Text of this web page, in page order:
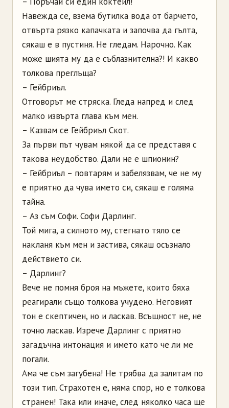
Навежда се, взема бутилка вода от барчето,
отвърта рязко капачката и започва да гълта,
сякаш е в пустиня. Не гледам. Нарочно. Как
може шията му да е съблазнителна?! И какво
толкова преглъща?
– Гейбриъл.
Отговорът ме стряска. Гледа напред и след
малко извърта глава към мен.
– Казвам се Гейбриъл Скот.
За първи път чувам някой да се представя с
такова неудобство. Дали не е шпионин?
– Гейбриъл – повтарям и забелязвам, че не му
е приятно да чува името си, сякаш е голяма
тайна.
– Аз съм Софи. Софи Дарлинг.
Той мига, а силното му, стегнато тяло се
накланя към мен и застива, сякаш осъзнало
действието си.
– Дарлинг?
Вече не помня броя на мъжете, които бяха
реагирали също толкова учудено. Неговият
тон е скептичен, но и ласкав. Всъщност не, не
точно ласкав. Изрече Дарлинг с приятно
загадъчна интонация и името като че ли ме
погали.
Ама че съм загубена! Не трябва да залитам по
този тип. Стра­хотен е, няма спор, но е толкова
странен! Така или иначе, след няколко часа ще